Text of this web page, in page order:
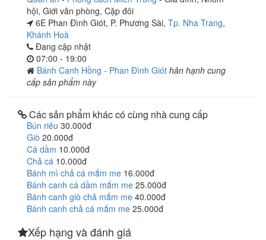
hội, Giới văn phòng, Cặp đôi
6E Phan Đình Giót, P. Phương Sài, Tp. Nha Trang,
Khánh Hoà
Đang cập nhật
07:00 - 19:00
Bánh Canh Hồng - Phan Đình Giót hân hạnh cung
cấp sản phẩm này
Các sản phẩm khác có cùng nhà cung cấp
Bún riêu 30.000đ
Giò 20.000đ
Cá dầm 10.000đ
Chả cá 10.000đ
Bánh mì chả cá mắm me 16.000đ
Bánh canh cá dầm mắm me 25.000đ
Bánh canh giò chả mắm me 40.000đ
Bánh canh chả cá mắm me 25.000đ
Xếp hạng và đánh giá